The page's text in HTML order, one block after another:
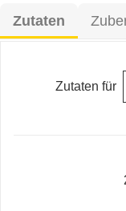
Zutaten
Zutaten für